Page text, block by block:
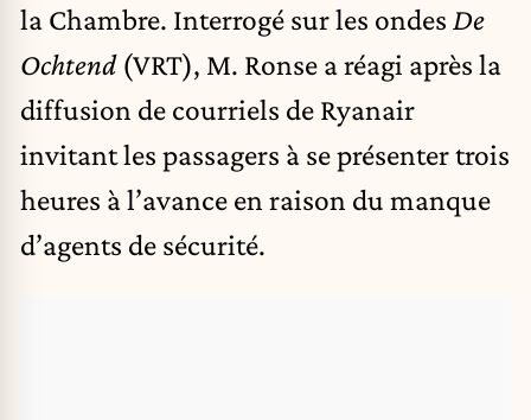
la Chambre. Interrogé sur les ondes De
Ochtend(VRT), M. Ronse a réagi après la
diffusion de courriels de Ryanair
invitant les passagers à se présenter trois
heures à l’avance en raison du manque
d’agents de sécurité.